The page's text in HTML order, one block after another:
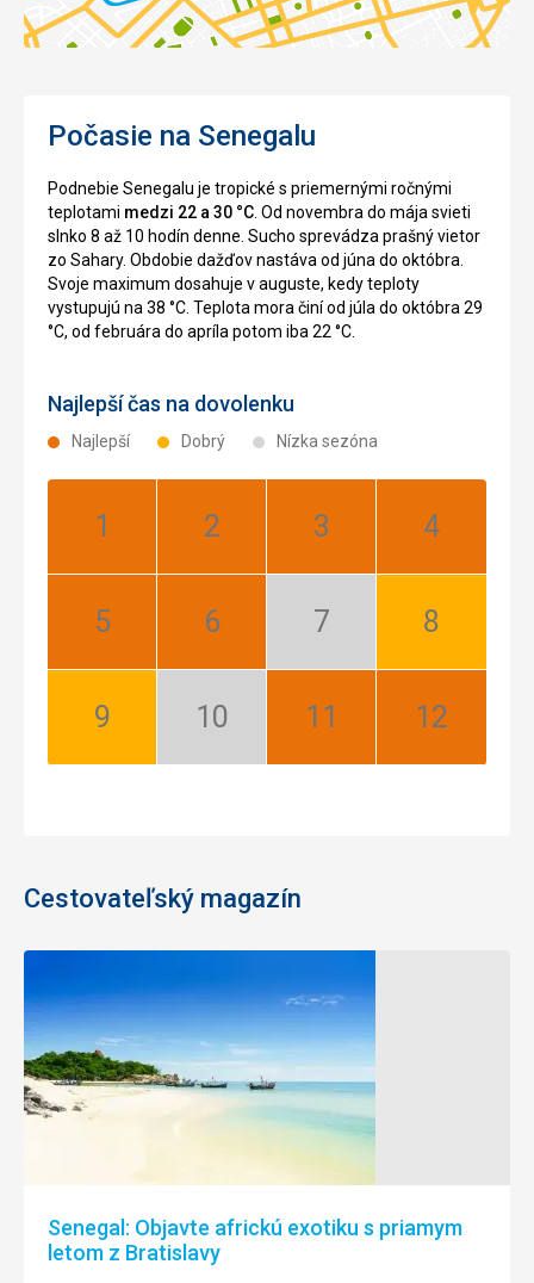
Počasie na Senegalu
Podnebie Senegalu je tropické s priemernými ročnými
teplotami medzi 22 a 30 °C. Od novembra do mája svieti
slnko 8 až 10 hodín denne. Sucho sprevádza prašný vietor
zo Sahary. Obdobie dažďov nastáva od júna do októbra.
Svoje maximum dosahuje v auguste, kedy teploty
vystupujú na 38 °C. Teplota mora činí od júla do októbra 29
°C, od februára do apríla potom iba 22 °C.
Najlepší čas na dovolenku
Najlepší Dobrý Nízka sezóna
Január:
Február:
Marec:
Apríl:
Máj:
Jún:
Júl:
August:
September:
Október:
November:
December:
Cestovateľský magazín
Senegal: Objavte africkú exotiku s priamym
letom z Bratislavy